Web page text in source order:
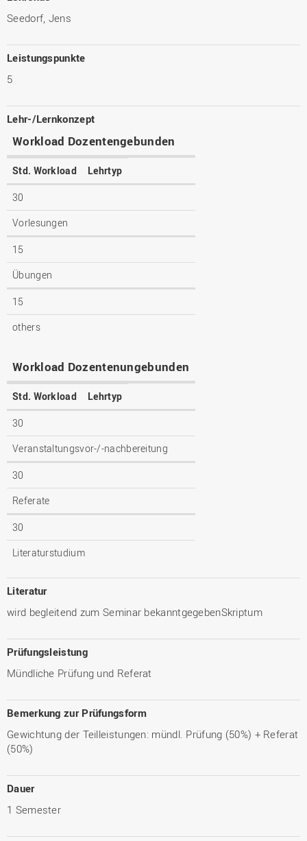
Seedorf, Jens
Leistungspunkte
5
Lehr-/Lernkonzept
Workload Dozentengebunden
Std. Workload Lehrtyp
30
Vorlesungen
15
Übungen
15
others
Workload Dozentenungebunden
Std. Workload Lehrtyp
30
Veranstaltungsvor-/-nachbereitung
30
Referate
30
Literaturstudium
Literatur
wird begleitend zum Seminar bekanntgegebenSkriptum
Prüfungsleistung
Mündliche Prüfung und Referat
Bemerkung zur Prüfungsform
Gewichtung der Teilleistungen: mündl. Prüfung (50%) + Referat
(50%)
Dauer
1 Semester